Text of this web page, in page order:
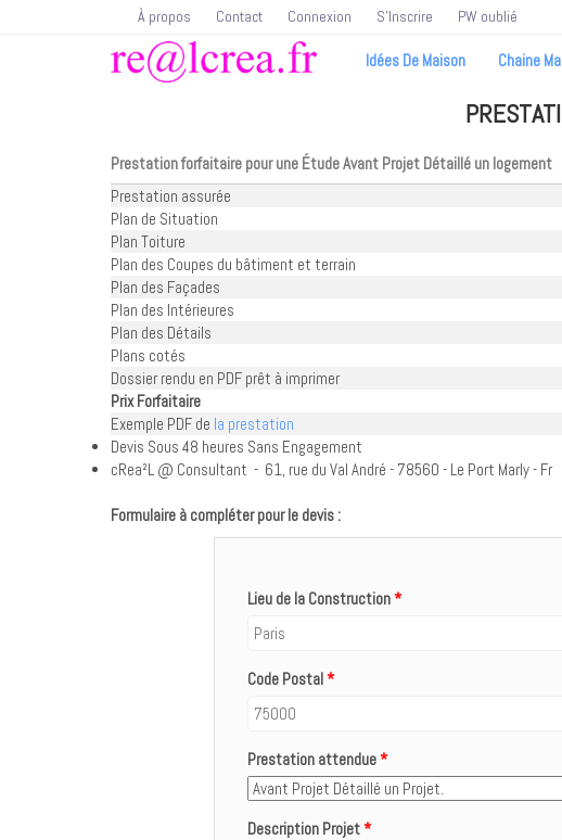
À propos Contact Connexion S'Inscrire PW oublié
Idées De Maison Chaine
Prestation forfaitaire pour une Étude Avant Projet Détaillé un logement
Prestation assurée
Plan de Situation
Plan Toiture
Plan des Coupes du bâtiment et terrain
Plan des Façades
Plan des Intérieures
Plan des Détails
Plans cotés
Dossier rendu en PDF prêt à imprimer
Prix Forfaitaire
Exemple PDF de la prestation
Devis Sous 48 heures Sans Engagement
cRea²L @ Consultant - 61, rue du Val André - 78560 - Le Port Marly - Fr
Formulaire à compléter pour le devis :
Lieu de la Construction*
Code Postal*
Prestation attendue*
Description Projet*